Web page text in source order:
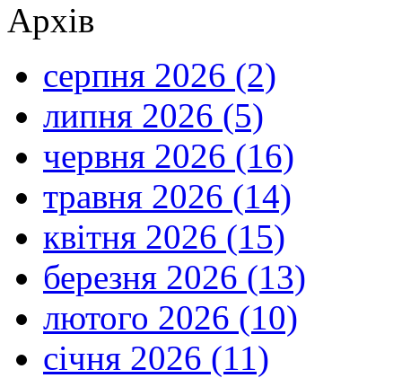
Архів
серпня 2026 (2)
липня 2026 (5)
червня 2026 (16)
травня 2026 (14)
квітня 2026 (15)
березня 2026 (13)
лютого 2026 (10)
січня 2026 (11)